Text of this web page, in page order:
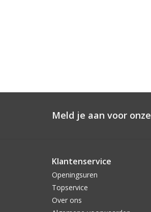
Meld je aan voor
Klantenservice
Openingsuren
Topservice
Over ons